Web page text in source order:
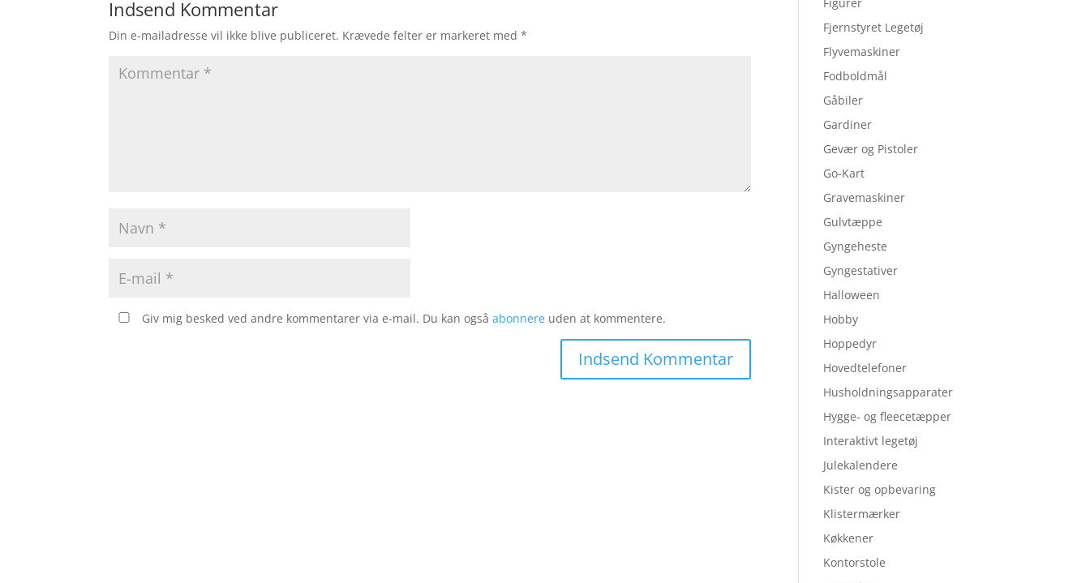
Indsend Kommentar
Din e-mailadresse vil ikke blive publiceret. Krævede felter er markeret med*
Giv mig besked ved andre kommentarer via e-mail. Du kan ogsåabonnere uden at kommentere.
Fjernstyret Legetøj
Flyvemaskiner
Fodboldmål
Gåbiler
Gardiner
Gevær og Pistoler
Go-Kart
Gravemaskiner
Gulvtæppe
Gyngeheste
Gyngestativer
Halloween
Hobby
Hoppedyr
Hovedtelefoner
Husholdningsapparater
Hygge- og fleecetæpper
Interaktivt legetøj
Julekalendere
Kister og opbevaring
Klistermærker
Køkkener
Kontorstole